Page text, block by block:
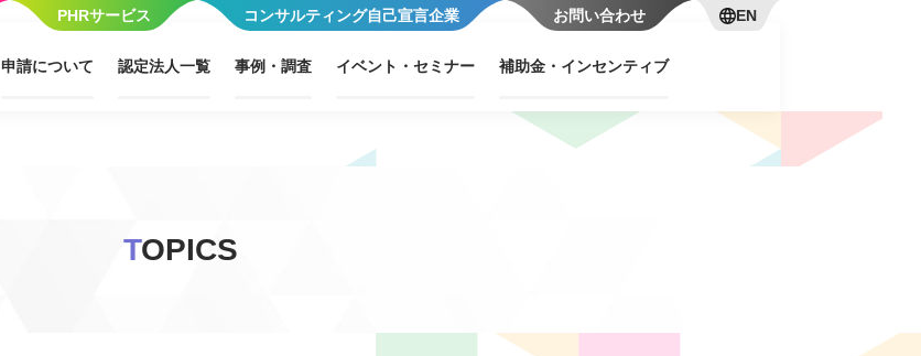
申請について 認定法人一覧 事例・調査 イベント・セミナー 補助金・インセンティブ
EN
お問い合わせ
コンサルティング自己宣言企業
PHRサービス
TOPICS